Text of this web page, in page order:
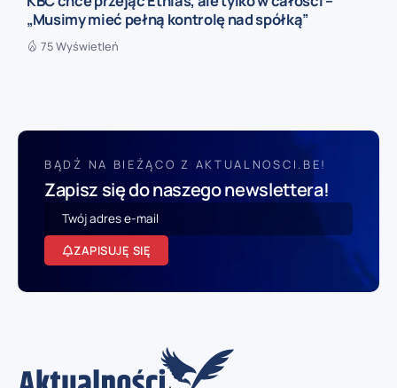
„Musimy mieć pełną kontrolę nad spółką”
75 Wyświetleń
BĄDŹ NA BIEŻĄCO Z AKTUALNOSCI.BE!
Zapisz się do naszego newslettera!
ZAPISUJĘ SIĘ